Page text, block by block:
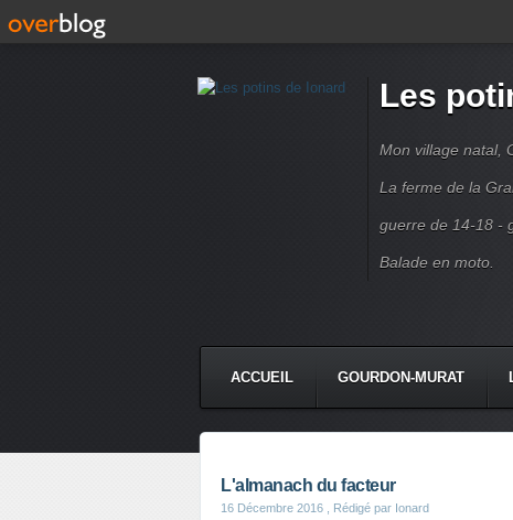
Les
Mon village natal,
La ferme de la
guerre de 14-18 -
Balade en moto.
ACCUEIL GOURDON-MURAT
L'almanach du facteur
16 Décembre 2016 , Rédigé par Ionard